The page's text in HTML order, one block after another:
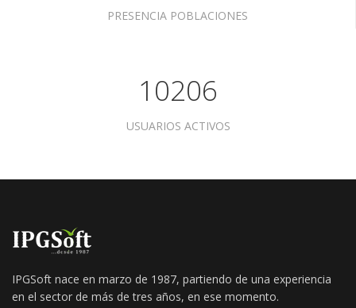
PRESENCIA POBLACIONES
10206
USUARIOS ACTIVOS
IPGSoft nace en marzo de 1987, partiendo de una experiencia
en el sector de más de tres años, en ese momento.